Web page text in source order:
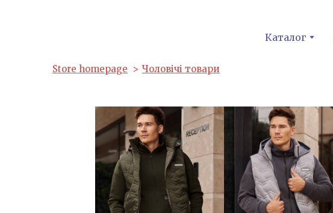
Каталог
Store homepage Чоловічі товари